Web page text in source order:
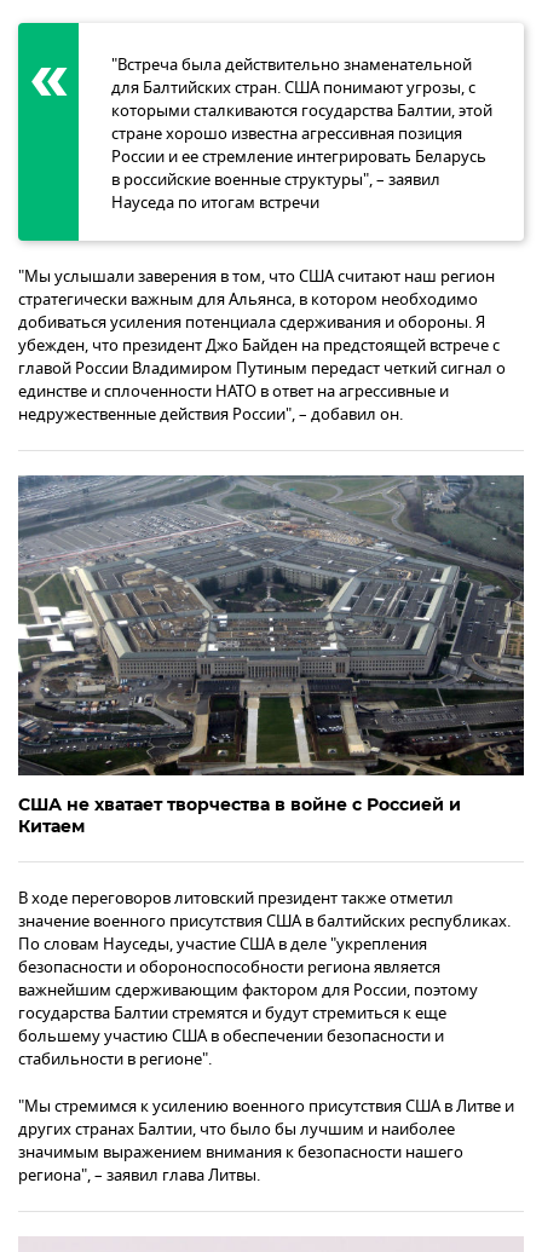
"Встреча была действительно знаменательной
для Балтийских стран. США понимают угрозы, с
которыми сталкиваются государства Балтии, этой
стране хорошо известна агрессивная позиция
России и ее стремление интегрировать Беларусь
в российские военные структуры", – заявил
Науседа по итогам встречи
"Мы услышали заверения в том, что США считают наш регион
стратегически важным для Альянса, в котором необходимо
добиваться усиления потенциала сдерживания и обороны. Я
убежден, что президент Джо Байден на предстоящей встрече с
главой России Владимиром Путиным передаст четкий сигнал о
единстве и сплоченности НАТО в ответ на агрессивные и
недружественные действия России", – добавил он.
США не хватает творчества в войне с Россией и
Китаем
В ходе переговоров литовский президент также отметил
значение военного присутствия США в балтийских республиках.
По словам Науседы, участие США в деле "укрепления
безопасности и обороноспособности региона является
важнейшим сдерживающим фактором для России, поэтому
государства Балтии стремятся и будут стремиться к еще
большему участию США в обеспечении безопасности и
стабильности в регионе".
"Мы стремимся к усилению военного присутствия США в Литве и
других странах Балтии, что было бы лучшим и наиболее
значимым выражением внимания к безопасности нашего
региона", – заявил глава Литвы.